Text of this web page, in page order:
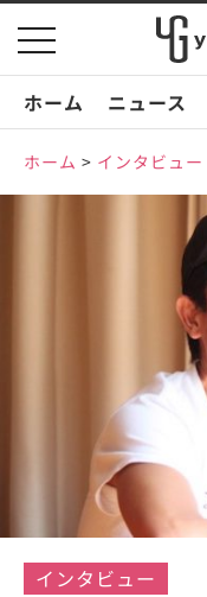
toggle
navigation
ホーム
ニュース
ホーム > インタビュー
インタビュー